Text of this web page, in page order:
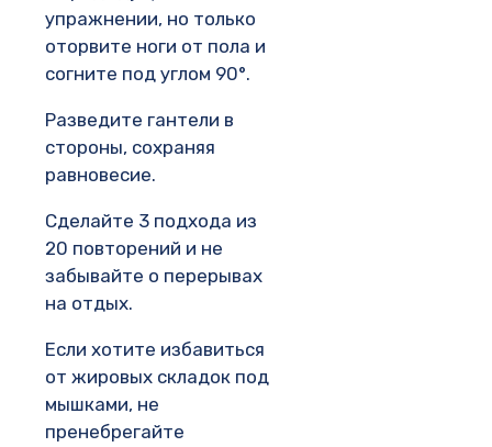
упражнении, но только
оторвите ноги от пола и
согните под углом 90°.
Разведите гантели в
стороны, сохраняя
равновесие.
Сделайте 3 подхода из
20 повторений и не
забывайте о перерывах
на отдых.
Если хотите избавиться
от жировых складок под
мышками, не
пренебрегайте